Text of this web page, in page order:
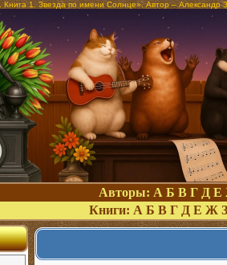
1. Звезда по имени Солнце». Автор – Александр
Авторы: А Б В Г Д Е
Книги: А Б В Г Д Е Ж З